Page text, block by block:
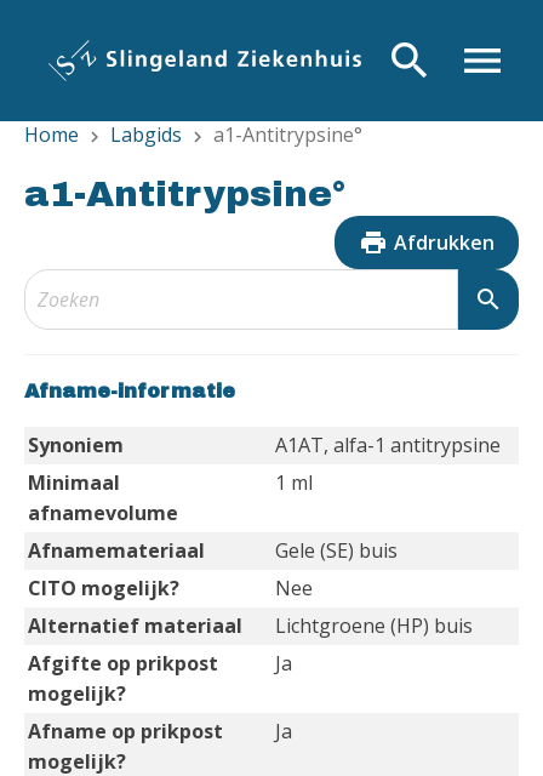
inhoud
menu
search
Home chevron_right Labgids chevron_right a1-Antitrypsine°
a1-Antitrypsine°
print Afdrukken
search
Afname-informatie
Synoniem
A1AT, alfa-1 antitrypsine
Minimaal
afnamevolume
1 ml
Afnamemateriaal
Gele (SE) buis
CITO mogelijk?
Nee
Alternatief materiaal
Lichtgroene (HP) buis
Afgifte op prikpost
mogelijk?
Ja
Afname op prikpost
mogelijk?
Ja